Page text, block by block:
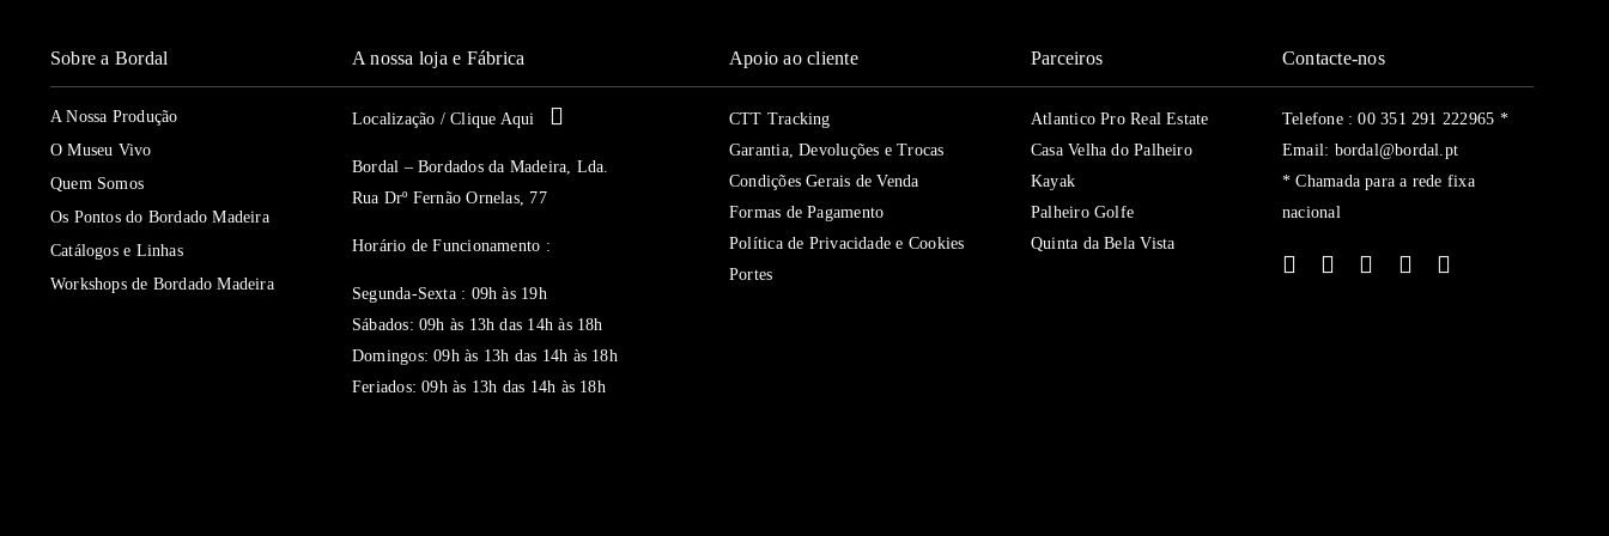
Sobre a Bordal
A Nossa Produção
O Museu Vivo
Quem Somos
Os Pontos do Bordado Madeira
Catálogos e Linhas
Workshops de Bordado Madeira
A nossa loja e Fábrica
Localização / Clique Aqui
Bordal – Bordados da Madeira, Lda.
Rua Drº Fernão Ornelas, 77
Horário de Funcionamento :
Segunda-Sexta : 09h às 19h
Sábados: 09h às 13h das 14h às 18h
Domingos: 09h às 13h das 14h às 18h
Feriados: 09h às 13h das 14h às 18h
Apoio ao cliente
CTT Tracking
Garantia, Devoluções e Trocas
Condições Gerais de Venda
Formas de Pagamento
Política de Privacidade e Cookies
Portes
Parceiros
Atlantico Pro Real Estate
Casa Velha do Palheiro
Kayak
Palheiro Golfe
Quinta da Bela Vista
Contacte-nos
Telefone : 00 351 291 222965 *
Email: bordal@bordal.pt
* Chamada para a rede fixa
nacional